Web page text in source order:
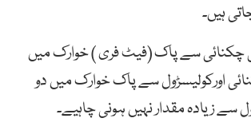
ہیں۔
چکنائی سے پاک (فیٹ فری ) خوارک میں
اورکولیسڑول سے پاک خوارک میں دو
سے زیادہ مقدار نہیں ہونی چاہیے۔